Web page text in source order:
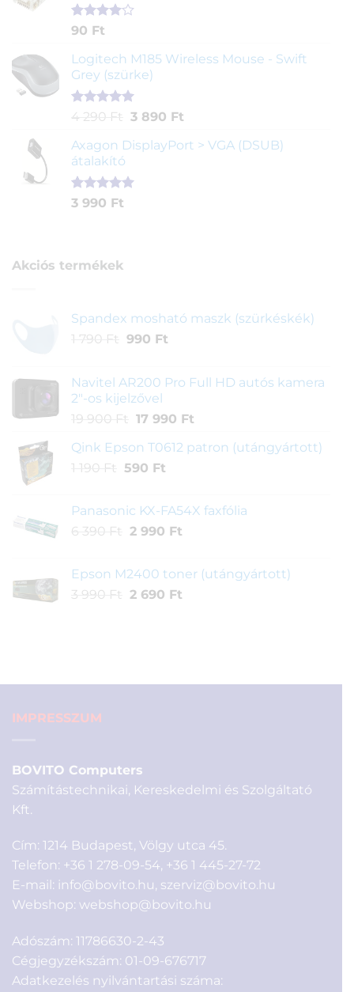
Értékelés
5-ből,
2
értékelés
alapján
90 Ft
Logitech M185 Wireless Mouse - Swift
Grey (szürke)
Értékelés
ből,
1
értékelés
alapján
4 290 Ft Original
was:
290 Ft.
3 890 FtCurrent
is:
Axagon DisplayPort > VGA (DSUB)
átalakító
Értékelés
1
3 990 Ft
Akciós termékek
Spandex mosható maszk (szürkéskék)
1 790 Ft
Original
1
790 Ft.
990 FtCurrent
990 Ft.
Navitel AR200 Pro Full HD autós kamera
2"-os kijelzővel
19 900 Ft
Original
was:
19
17 990 FtCurrent
is:
Qink Epson T0612 patron (utángyártott)
1 190 Ft
Original
1
190 Ft.
590 FtCurrent
590 Ft.
Panasonic KX-FA54X faxfólia
6 390 Ft
Original
6
390 Ft.
2 990 FtCurrent
2
990 Ft.
Epson M2400 toner (utángyártott)
3 990 Ft
Original
2 690 FtCurrent
IMPRESSZUM
BOVITO Computers
Számítástechnikai, Kereskedelmi és Szolgáltató
Kft.
Cím: 1214 Budapest, Völgy utca 45.
Telefon: +36 1 278-09-54, +36 1 445-27-72
E-mail: info@bovito.hu, szerviz@bovito.hu
Webshop: webshop@bovito.hu
Adószám: 11786630-2-43
Cégjegyzékszám: 01-09-676717
Adatkezelés nyilvántartási száma: